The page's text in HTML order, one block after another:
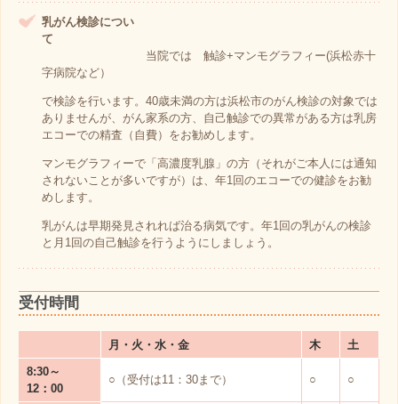
乳がん検診につい
て
当院では 触診+マンモグラフィー(浜松赤十
字病院など）
で検診を行います。40歳未満の方は浜松市のがん検診の対象では
ありませんが、がん家系の方、自己触診での異常がある方は乳房
エコーでの精査（自費）をお勧めします。
マンモグラフィーで「高濃度乳腺」の方（それがご本人には通知
されないことが多いですが）は、年1回のエコーでの健診をお勧
めします。
乳がんは早期発見されれば治る病気です。年1回の乳がんの検診
と月1回の自己触診を行うようにしましょう。
受付時間
月・火・水・金 木
土
8:30～
12：00
○（受付は11：30まで） ○ ○